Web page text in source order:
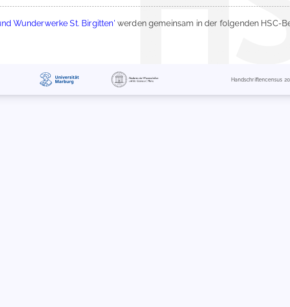
Wunderwerke St. Birgitten' werden gemeinsam in der folgenden HSC-
Handschriftencensus